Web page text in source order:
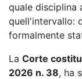
quale disciplina
quell'intervallo:
formalmente
La Corte
2026 n. 38, ha